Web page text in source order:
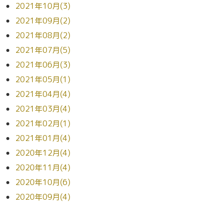
2021年10月(3)
2021年09月(2)
2021年08月(2)
2021年07月(5)
2021年06月(3)
2021年05月(1)
2021年04月(4)
2021年03月(4)
2021年02月(1)
2021年01月(4)
2020年12月(4)
2020年11月(4)
2020年10月(6)
2020年09月(4)